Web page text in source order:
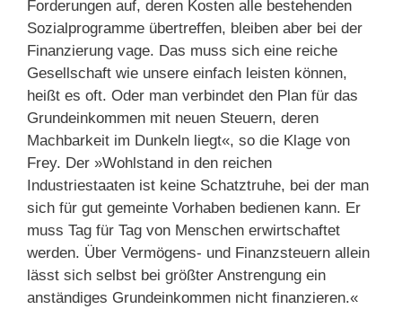
Forderungen auf, deren Kosten alle bestehenden
Sozialprogramme übertreffen, bleiben aber bei der
Finanzierung vage. Das muss sich eine reiche
Gesellschaft wie unsere einfach leisten können,
heißt es oft. Oder man verbindet den Plan für das
Grundeinkommen mit neuen Steuern, deren
Machbarkeit im Dunkeln liegt«, so die Klage von
Frey. Der »Wohlstand in den reichen
Industriestaaten ist keine Schatztruhe, bei der man
sich für gut gemeinte Vorhaben bedienen kann. Er
muss Tag für Tag von Menschen erwirtschaftet
werden. Über Vermögens- und Finanzsteuern allein
lässt sich selbst bei größter Anstrengung ein
anständiges Grundeinkommen nicht finanzieren.«